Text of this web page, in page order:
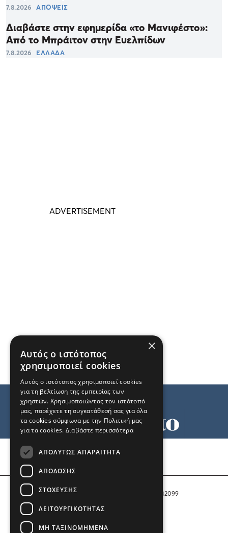
7.8.2026 ΑΠΟΨΕΙΣ
Διαβάστε στην εφημερίδα «το Μανιφέστο»:
Από το Μπράιτον στην Ευελπίδων
7.8.2026 ΕΛΛΑΔΑ
Αριθμός Πιστοποίησης Μ.Η.Τ. 242099
COPYRIGHT © 2026 Το Μανιφέστο
×
Αυτός ο ιστότοπος
χρησιμοποιεί cookies
Αυτός ο ιστότοπος χρησιμοποιεί cookies
για τη βελτίωση της εμπειρίας των
χρηστών. Χρησιμοποιώντας τον ιστότοπό
μας, παρέχετε τη συγκατάθεσή σας για όλα
τα cookies σύμφωνα με την Πολιτική μας
για τα cookies. Διαβάστε περισσότερα
ΑΠΟΛΎΤΩΣ ΑΠΑΡΑΊΤΗΤΑ
ΑΠΌΔΟΣΗΣ
ΣΤΌΧΕΥΣΗΣ
ΛΕΙΤΟΥΡΓΙΚΌΤΗΤΑΣ
ΜΗ ΤΑΞΙΝΟΜΗΜΈΝΑ